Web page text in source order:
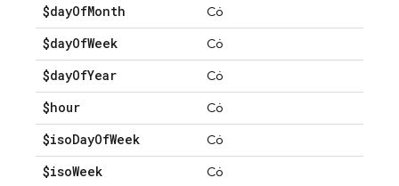
$dayOfMonth Có
$dayOfWeek Có
$dayOfYear Có
$hour Có
$isoDayOfWeek Có
$isoWeek Có